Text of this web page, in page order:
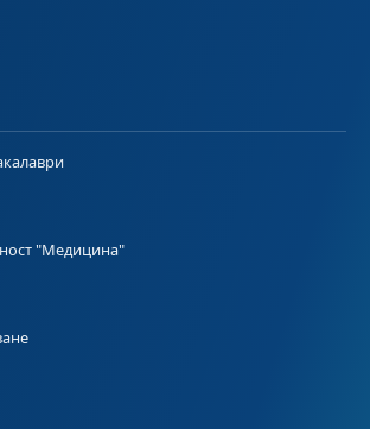
"Медицина"